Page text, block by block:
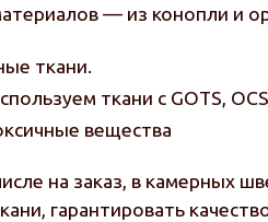
— из конопли и
ткани.
ткани с GOTS,
вещества
на заказ, в камерных
гарантировать